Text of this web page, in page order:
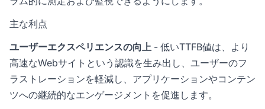
主な利点
ユーザーエクスペリエンスの向上 - 低いTTFB値は、より
高速なWebサイトという認識を生み出し、ユーザーのフ
ラストレーションを軽減し、アプリケーションやコンテン
ツへの継続的なエンゲージメントを促進します。